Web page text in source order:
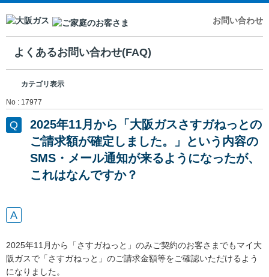
お問い合わせ
よくあるお問い合わせ(FAQ)
カテゴリ表示
No : 17977
2025年11月から「大阪ガスさすガねっとの
ご請求額が確定しました。」という内容の
SMS・メール通知が来るようになったが、
これはなんですか？
2025年11月から「さすガねっと」のみご契約のお客さまでもマイ大
阪ガスで「さすガねっと」のご請求金額等をご確認いただけるよう
になりました。